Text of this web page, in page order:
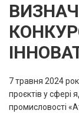
7 травня 2024
проєктів у сфері
промисловості